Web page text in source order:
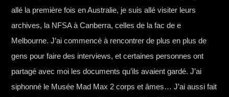
allé la première fois en Australie, je suis allé visiter leurs
archives, la NFSA à Canberra, celles de la fac de e
Melbourne. J’ai commencé à rencontrer de plus en plus de
gens pour faire des interviews, et certaines personnes ont
partagé avec moi les documents qu’ils avaient gardé. J’ai
siphonné le Musée Mad Max 2 corps et âmes… J’ai aussi fait